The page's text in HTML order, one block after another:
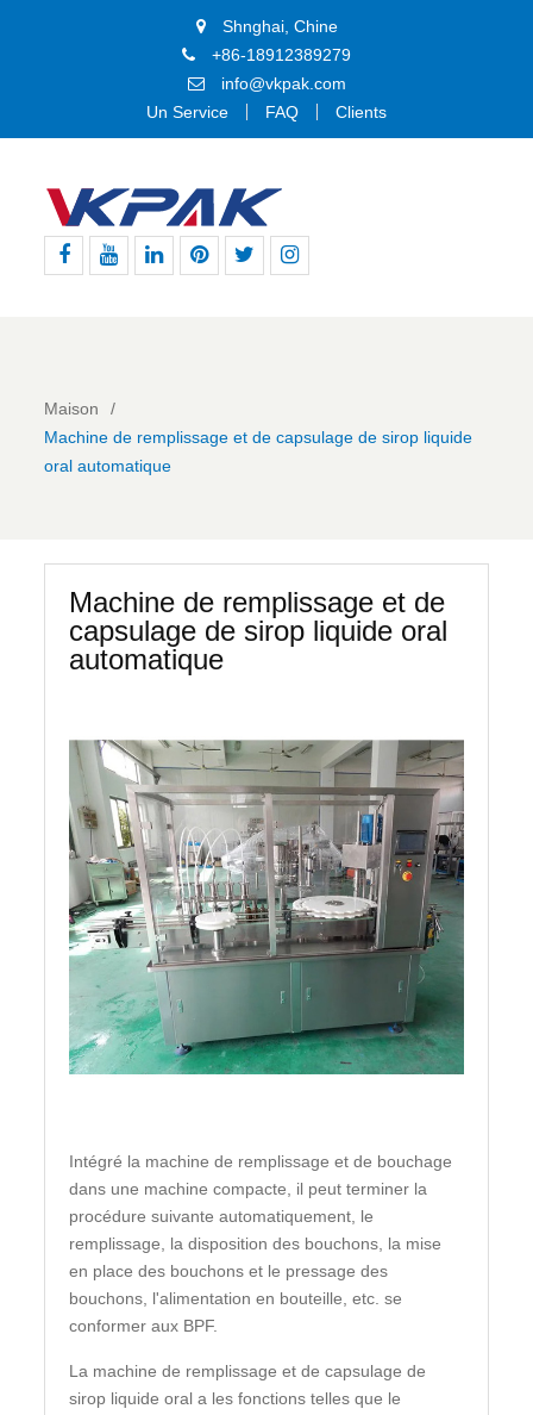
Shnghai, Chine
+86-18912389279
info@vkpak.com
Un Service
FAQ Clients
Maison
Machine de remplissage et de capsulage de sirop liquide
oral automatique
Machine de remplissage et de
capsulage de sirop liquide oral
automatique
Intégré la machine de remplissage et de bouchage
dans une machine compacte, il peut terminer la
procédure suivante automatiquement, le
remplissage, la disposition des bouchons, la mise
en place des bouchons et le pressage des
bouchons, l'alimentation en bouteille, etc. se
conformer aux BPF.
La machine de remplissage et de capsulage de
sirop liquide oral a les fonctions telles que le